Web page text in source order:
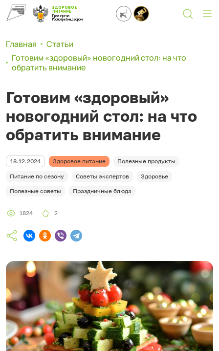
ЗДОРОВОЕ
ПИТАНИЕ
Проверено
Роспотребнадзором
Главная
Статьи
Готовим «здоровый» новогодний стол: на что
обратить внимание
Готовим «здоровый»
новогодний стол: на что
обратить внимание
18.12.2024 Здоровое питание Полезные продукты
Питание по сезону Советы экспертов
Здоровье
Полезные советы
Праздничные блюда
1824 2